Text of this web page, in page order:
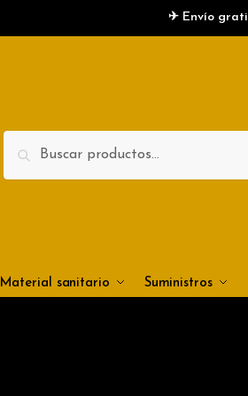
✈ Envío
Search
Material sanitario Suministros